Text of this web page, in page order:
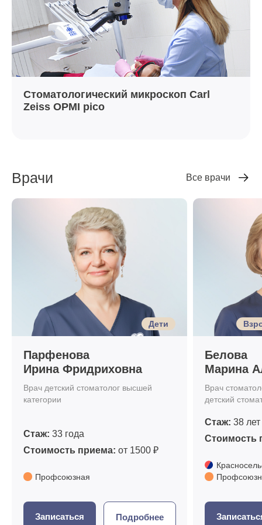
Стоматологический микроскоп Carl
Zeiss OPMI pico
Врачи Все врачи
Дети
Парфенова
Ирина Фридриховна
Врач детский стоматолог высшей
категории
Стаж: 33 года
Стоимость приема: от 1500 ₽
Профсоюзная
Записаться Подробнее
Белова
Марина
Врач
детский
Стаж: 38 лет
Стоимость